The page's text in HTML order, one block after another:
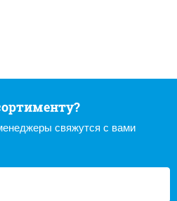
свяжутся с вами